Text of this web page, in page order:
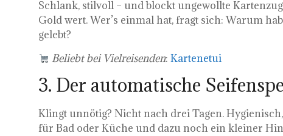
Schlank, stilvoll – und blockt ungewollte
Gold wert. Wer’s einmal hat, fragt sich: Warum
gelebt?
Beliebt bei Vielreisenden:Kartenetui
3. Der automatische
Klingt unnötig? Nicht nach drei Tagen.
für Bad oder Küche und dazu noch ein kleiner